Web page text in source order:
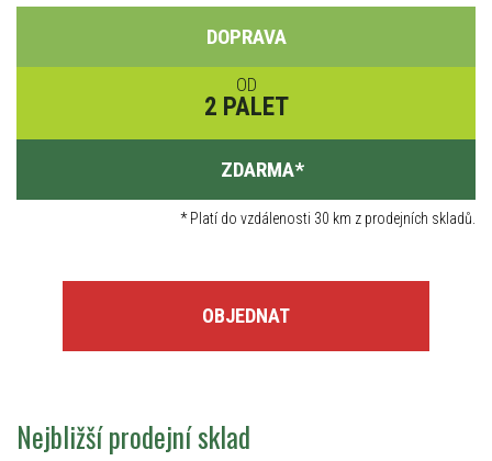
DOPRAVA
OD
2 PALET
ZDARMA*
*Platí do vzdálenosti 30 km z prodejních skladů.
OBJEDNAT
Nejbližší prodejní sklad